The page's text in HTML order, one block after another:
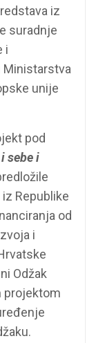
iz
suradnje
i
Ministarstva
unije
pod
sebe i
iz Republike
od
i
Odžak
projektom